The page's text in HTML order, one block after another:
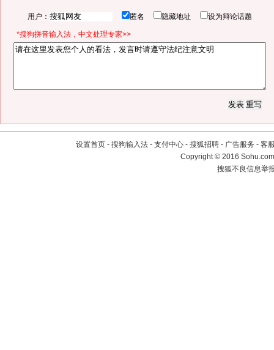
用户： 匿名 隐藏地址 设为辩论话题
*搜狗拼音输入法，中文处理专家>>
设置首页 - 搜狗输入法 - 支付中心 - 搜狐招聘 - 广告服务 - 客
Copyright©2016
搜狐不良信息举